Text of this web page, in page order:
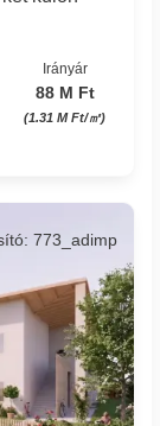
Irányár
88 M Ft
(1.31 M Ft/㎡)
773_adimp